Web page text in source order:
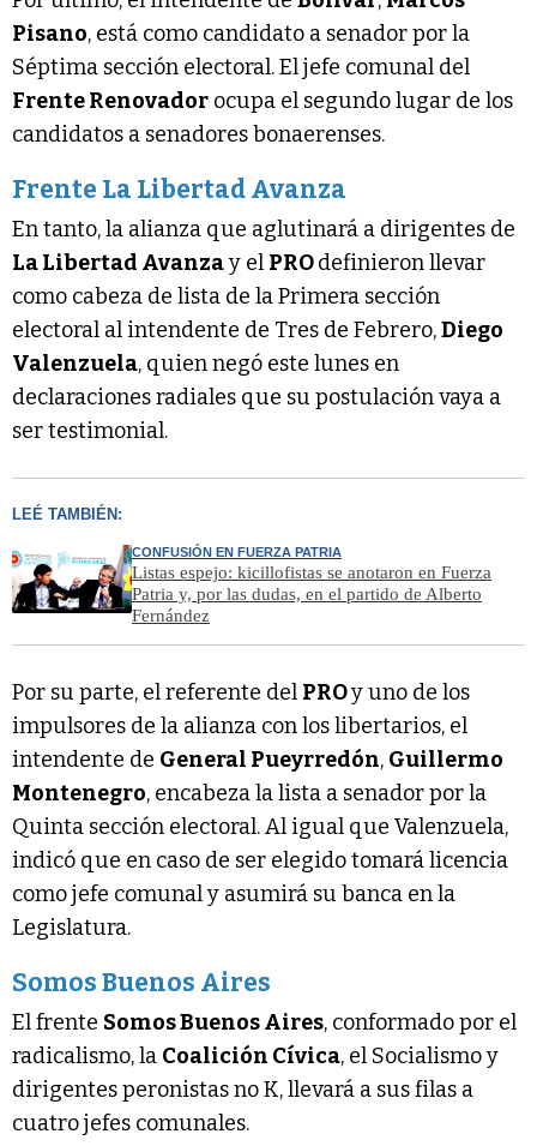
Pisano, está como candidato a senador por la
Séptima sección electoral. El jefe comunal del
Frente Renovador ocupa el segundo lugar de los
candidatos a senadores bonaerenses.
Frente La Libertad Avanza
En tanto, la alianza que aglutinará a dirigentes de
La Libertad Avanzay el PROdefinieron llevar
como cabeza de lista de la Primera sección
electoral al intendente de Tres de Febrero,Diego
Valenzuela, quien negó este lunes en
declaraciones radiales que su postulación vaya a
ser testimonial.
LEÉ TAMBIÉN:
CONFUSIÓN EN FUERZA PATRIA
Listas espejo: kicillofistas se anotaron en Fuerza
Patria y, por las dudas, en el partido de Alberto
Fernández
Por su parte, el referente del PROy uno de los
impulsores de la alianza con los libertarios, el
intendente de General Pueyrredón, Guillermo
Montenegro, encabeza la lista a senador por la
Quinta sección electoral. Al igual que Valenzuela,
indicó que en caso de ser elegido tomará licencia
como jefe comunal y asumirá su banca en la
Legislatura.
Somos Buenos Aires
El frente Somos Buenos Aires, conformado por el
radicalismo, la Coalición Cívica, el Socialismo y
dirigentes peronistas no K, llevará a sus filas a
cuatro jefes comunales.